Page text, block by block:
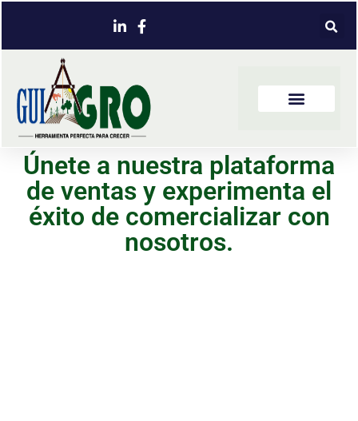
Únete a nuestra plataforma
de ventas y experimenta el
éxito de comercializar con
nosotros.